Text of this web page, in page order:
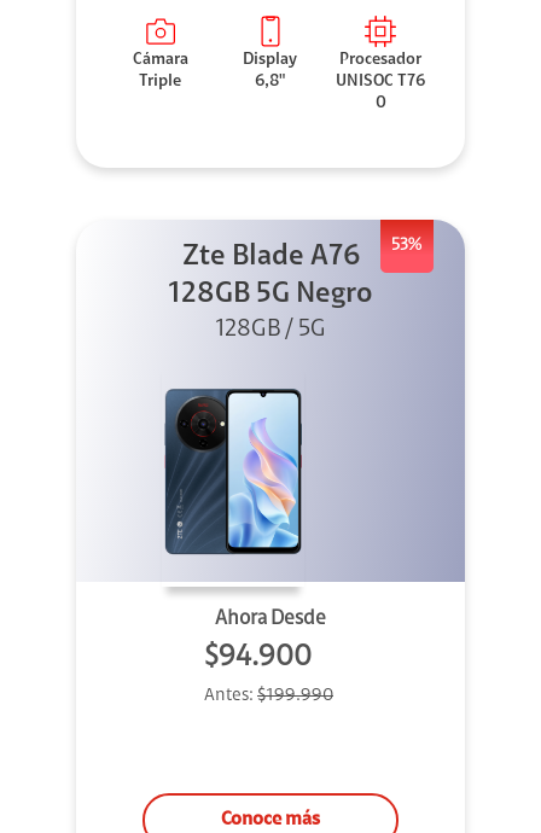
Cámara
Triple
Display
6,8"
Procesador
UNISOC T76
0
53%
Zte Blade A76
128GB 5G Negro
128GB / 5G
Ahora Desde
$94.900
Antes: $199.990
Conoce más